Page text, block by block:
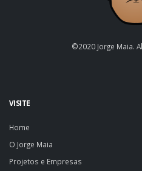
©2020 Jorge Maia.
VISITE
Home
O Jorge Maia
Projetos e Empresas